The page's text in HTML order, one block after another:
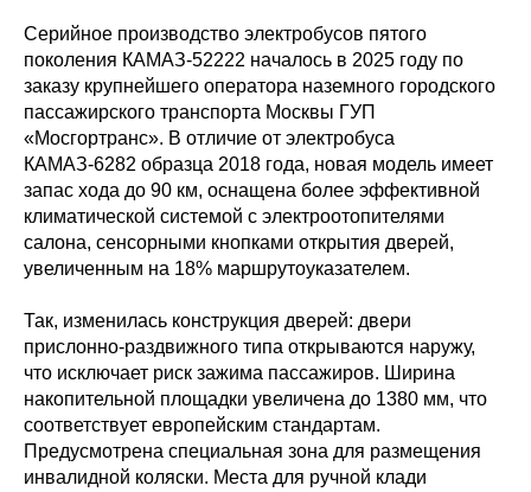
Серийное производство электробусов пятого
поколения КАМАЗ-52222 началось в 2025 году по
заказу крупнейшего оператора наземного городского
пассажирского транспорта Москвы ГУП
«Мосгортранс». В отличие от электробуса
КАМАЗ-6282 образца 2018 года, новая модель имеет
запас хода до 90 км, оснащена более эффективной
климатической системой с электроотопителями
салона, сенсорными кнопками открытия дверей,
увеличенным на 18% маршрутоуказателем.
Так, изменилась конструкция дверей: двери
прислонно-раздвижного типа открываются наружу,
что исключает риск зажима пассажиров. Ширина
накопительной площадки увеличена до 1380 мм, что
соответствует европейским стандартам.
Предусмотрена специальная зона для размещения
инвалидной коляски. Места для ручной клади